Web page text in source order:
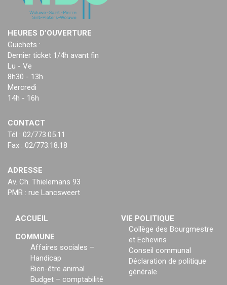
HEURES D’OUVERTURE
Guichets :
Dernier ticket 1/4h avant fin
Lu - Ve
8h30 - 13h
Mercredi
14h - 16h
CONTACT
Tél : 02/773.05.11
Fax : 02/773.18.18
ADRESSE
Av. Ch. Thielemans 93
PMR : rue Lancsweert
ACCUEIL
COMMUNE
Affaires sociales –
Handicap
Bien-être animal
Budget – comptabilité
VIE POLITIQUE
Collège des Bourgmestre
et Echevins
Conseil communal
Déclaration de politique
générale